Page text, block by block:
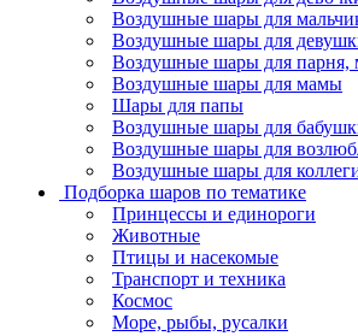
Воздушные шары для
Воздушные шары для
Воздушные шары для
Воздушные шары для мамы
Шары для папы
Воздушные шары для
Воздушные шары для
Воздушные шары для
Подборка шаров по тематике
Принцессы и единороги
Животные
Птицы и насекомые
Транспорт и техника
Космос
Море, рыбы, русалки